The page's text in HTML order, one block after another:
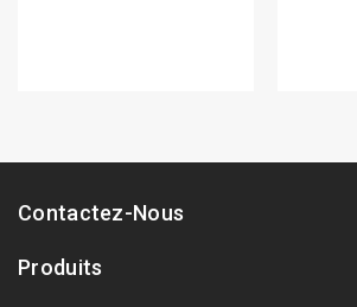
Contactez-Nous
Produits